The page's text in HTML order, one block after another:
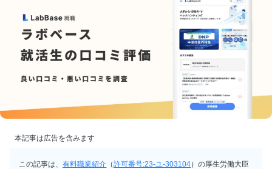
本記事は広告を含みます
この記事は、有料職業紹介 （許可番号:23-ユ-303104）の厚生労働大臣